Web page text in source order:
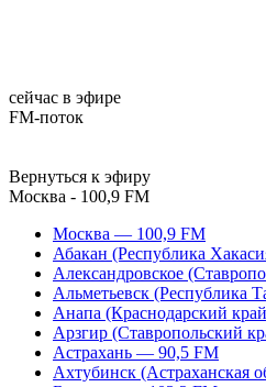
сейчас в эфире
FM-поток
Вернуться к эфиру
Москва - 100,9 FM
Москва — 100,9 FM
Абакан (Республика
Александровское
Альметьевск (Республика
Анапа (Краснодарский
Арзгир (Ставропольский
Астрахань — 90,5 FM
Ахтубинск (Астраханская